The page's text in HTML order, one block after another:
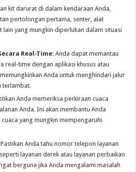
kit darurat di dalam kendaraan Anda,
pertolongan pertama, senter, alat
lain yang mungkin diperlukan dalam situasi
Real-Time: Anda dapat memantau
real-time dengan aplikasi khusus atau
Anda untuk menghindari jalur
terlambat.
Anda memeriksa perkiraan cuaca
Anda. Ini akan membantu Anda
yang mungkin mempengaruhi
Pastikan Anda tahu nomor telepon layanan
layanan derek atau layanan perbaikan
berguna jika Anda mengalami masalah